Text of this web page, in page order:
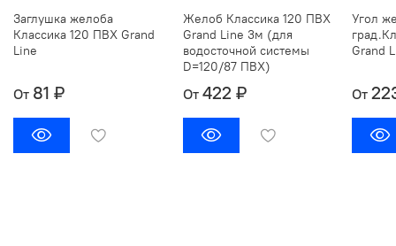
Заглушка желоба
Классика 120 ПВХ Grand
Line
От 81 ₽
Желоб Классика 120 ПВХ
Grand Line 3м (для
водосточной системы
D=120/87 ПВХ)
От 422 ₽
Угол
Grand
От